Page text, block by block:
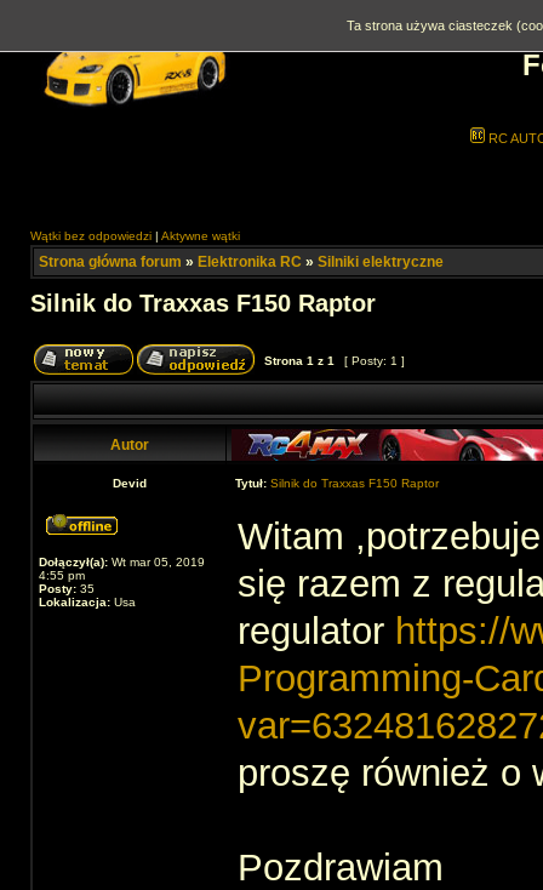
RC
Wątki bez odpowiedzi | Aktywne wątki
Strona główna forum » Elektronika RC » Silniki elektryczne
Silnik do Traxxas F150 Raptor
Strona 1 z 1 [ Posty: 1 ]
Autor
Devid Tytuł: Silnik do Traxxas F150 Raptor
Dołączył(a): Wt mar 05, 2019
4:55 pm
Posty: 35
Lokalizacja: Usa
Witam
się razem z
regulator https://
Programming-
proszę również o
Pozdrawiam
Ta strona używa ciasteczek